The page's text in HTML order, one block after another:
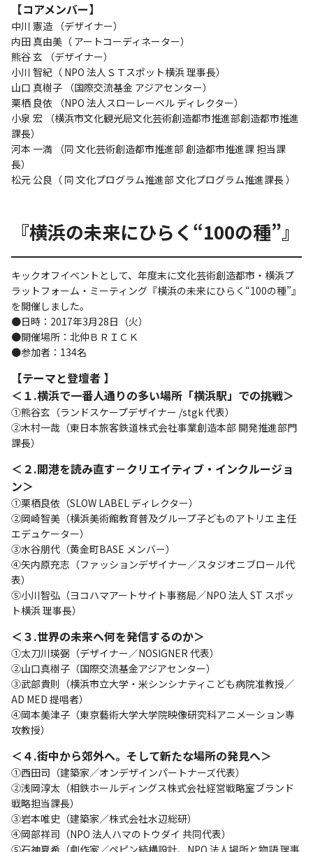
【コアメンバー】
中川 憲造 （デザイナー）
内田 真由美（ アートコーディネーター）
熊谷 玄 （デザイナー）
小川 智紀（ NPO 法人ＳＴスポット横浜 理事長）
山口 真樹子 （国際交流基金 アジアセンター）
栗栖 良依 （NPO 法人スローレーベル ディレクター）
小泉 宏 （横浜市文化観光局文化芸術創造都市推進部創造都市推進
課長）
河本 一満 （同 文化芸術創造都市推進部 創造都市推進課 担当課
長）
松元 公良（ 同 文化プログラム推進部 文化プログラム推進課長 ）
『横浜の未来にひらく“100の種”』
キックオフイベントとして、年度末に文化芸術創造都市・横浜プ
ラットフォーム・ミーティング『横浜の未来にひらく“100の種”』
を開催しました。
●日時：2017年3月28日（火）
●開催場所：北仲ＢＲＩＣＫ
●参加者：134名
【テーマと登壇者 】
＜１.横浜で一番人通りの多い場所「横浜駅」での挑戦＞
①熊谷玄（ランドスケープデザイナー /stgk 代表）
②木村一哉（東日本旅客鉄道株式会社事業創造本部 開発推進部門
課長）
＜２.開港を読み直す－クリエイティブ・インクルージョ
ン＞
①栗栖良依（SLOW LABEL ディレクター）
②岡崎智美（横浜美術館教育普及グループ子どものアトリエ 主任
エデュケーター）
③水谷朋代（黄金町BASE メンバー）
④矢内原充志（ファッションデザイナー／スタジオニブロール代
表）
⑤小川智弘（ヨコハマアートサイト事務局／NPO 法人 ST スポッ
ト横浜 理事長）
＜３.世界の未来へ何を発信するのか＞
①太刀川瑛弼（デザイナー／NOSIGNER 代表）
②山口真樹子（国際交流基金アジアセンター）
③武部貴則（横浜市立大学・米シンシナティこども病院准教授／
AD MED 提唱者）
④岡本美津子（東京藝術大学大学院映像研究科アニメーション専
攻教授）
＜４.街中から郊外へ。そして新たな場所の発見へ＞
①西田司（建築家／オンデザインパートナーズ代表）
②浅岡淳太（相鉄ホールディングス株式会社経営戦略室ブランド
戦略担当課長）
③岩本唯史（建築家／株式会社水辺総研）
④岡部祥司（NPO 法人ハマのトウダイ 共同代表）